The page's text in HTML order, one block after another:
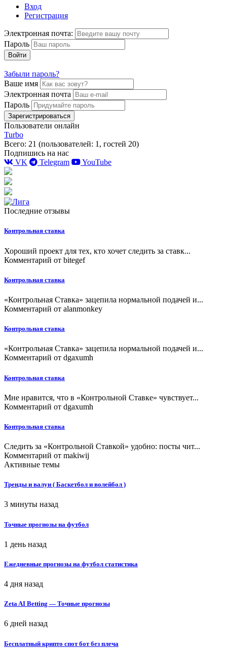
Вход
Регистрация
Электронная почта:
Пароль
Войти
Забыли пароль?
Ваше имя
Электронная почта
Пароль
Зарегистрироваться
Пользователи онлайн
Turbo
Всего: 21 (пользователей: 1, гостей 20)
Подпишись на нас
VK
Telegram YouTube
Последние отзывы
Контрольная ставка
Хороший проект для тех, кто хочет следить за ставк...
Комментарий от bitegef
Контрольная ставка
«Контрольная Ставка» зацепила нормальной подачей и...
Комментарий от alanmonkey
Контрольная ставка
«Контрольная Ставка» зацепила нормальной подачей и...
Комментарий от dgaxumh
Контрольная ставка
Мне нравится, что в «Контрольной Ставке» чувствует...
Комментарий от dgaxumh
Контрольная ставка
Следить за «Контрольной Ставкой» удобно: посты чит...
Комментарий от makiwij
Активные темы
Тренды и валуи ( Баскетбол и волейбол )
3 минуты назад
Точные прогнозы на футбол
1 день назад
Ежедневные прогнозы на футбол статистика
4 дня назад
Zeta AI Betting — Точные прогнозы
6 дней назад
Бесплатный крипто спот бот без плеча